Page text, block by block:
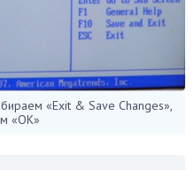
«Exit & Save Changes»,
«ОК»